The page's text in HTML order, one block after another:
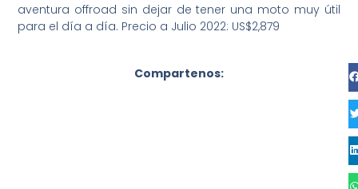
aventura offroad sin dejar de tener una moto muy útil
para el día a día. Precio a Julio 2022: US$2,879
Compartenos: